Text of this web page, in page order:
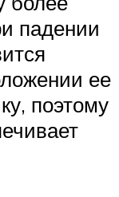
падении
ее
поэтому